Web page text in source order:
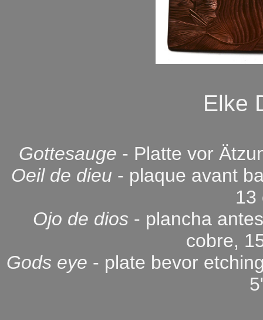
Elke
Gottesauge - Platte vor
Oeil de dieu - plaque avant
13
Ojo de dios - plancha
cobre,
Gods eye - plate bevor